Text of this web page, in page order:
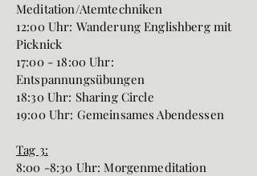
Meditation/Atemtechniken
12:00 Uhr: Wanderung Englishberg mit
Picknick
17:00 - 18:00 Uhr:
Entspannungsübungen
18:30 Uhr: Sharing Circle
19:00 Uhr: Gemeinsames Abendessen
Tag 3:
8:00 -8:30 Uhr: Morgenmeditation